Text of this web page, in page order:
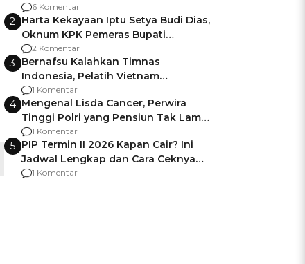
Gagalnya Negara Jamin Keamanan
6 Komentar
2 Harta Kekayaan Iptu Setya Budi Dias,
Oknum KPK Pemeras Bupati
Pemalang
2 Komentar
3 Bernafsu Kalahkan Timnas
Indonesia, Pelatih Vietnam
Berencana Pakai Jimat di Pakansari
1 Komentar
4 Mengenal Lisda Cancer, Perwira
Tinggi Polri yang Pensiun Tak Lama
Usai Jadi Brigjen
1 Komentar
5 PIP Termin II 2026 Kapan Cair? Ini
Jadwal Lengkap dan Cara Ceknya
agar Dana Tidak Hangus!
1 Komentar